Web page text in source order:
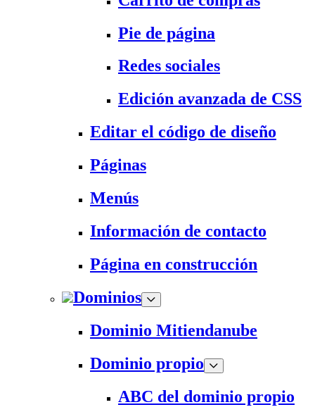
Pie de página
Redes sociales
Edición avanzada de CSS
Editar el código de diseño
Páginas
Menús
Información de contacto
Página en construcción
Dominios
Dominio Mitiendanube
Dominio propio
ABC del dominio propio